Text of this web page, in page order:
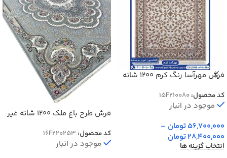
فرش مهرآسا رنگ کرم 1200 شانه
کد محصول:15F210080
موجود در انبار
56,700,000تومان –
28,400,000تومان
انتخاب گزینه ها
فرش طرح باغ ملک 1200 شانه غیر
کد محصول: 16F220253
موجود در انبار